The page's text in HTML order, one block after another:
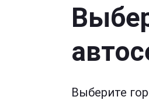
Выберите